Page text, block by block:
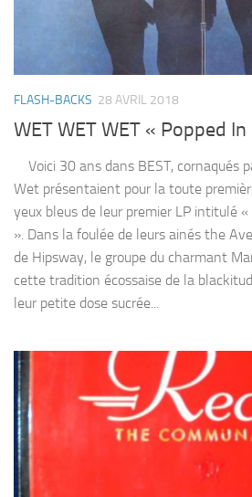
FLASH-BACKS 28 AVRIL 2018
WET WET WET « Popped
Voici 30 ans dans BEST, cornaqués
Wet présentaient pour la toute
yeux bleus de leur premier LP intitulé
». Dans la foulée de leurs ainés the
de Hipsway, le groupe du charmant
cette tradition écossaise de la
leur petite dose sucrée...